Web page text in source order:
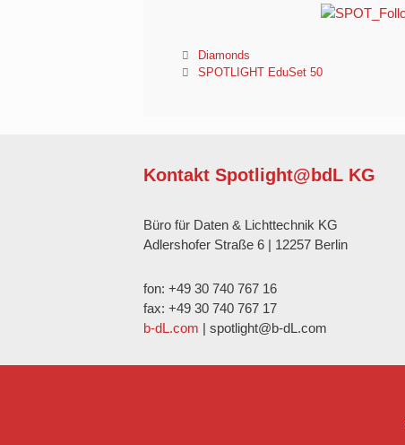
Diamonds
SPOTLIGHT EduSet 50
Kontakt Spotlight@bdL KG
Büro für Daten & Lichttechnik KG
Adlershofer Straße 6 | 12257 Berlin
fon: +49 30 740 767 16
fax: +49 30 740 767 17
b-dL.com | spotlight@b-dL.com